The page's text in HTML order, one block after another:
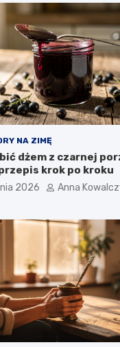
NA ZIMĘ
dżem z czarnej
krok po kroku
2026 Anna